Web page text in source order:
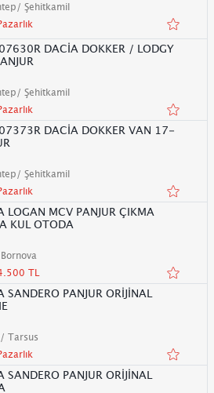
Şehitkamil
DACİA DOKKER / LODGY
Şehitkamil
DACİA DOKKER VAN 17-
Şehitkamil
LOGAN MCV PANJUR ÇIKMA
KUL OTODA
TL
SANDERO PANJUR ORİJİNAL
Tarsus
SANDERO PANJUR ORİJİNAL